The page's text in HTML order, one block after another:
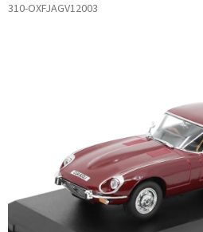
310-OXFJAGV12003